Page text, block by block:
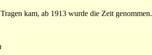
kam, ab 1913 wurde die Zeit genommen.